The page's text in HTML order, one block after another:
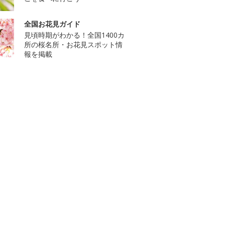
全国お花見ガイド
見頃時期がわかる！全国1400カ
所の桜名所・お花見スポット情
報を掲載